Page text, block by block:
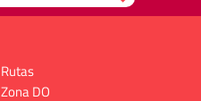
Rutas
Zona DO